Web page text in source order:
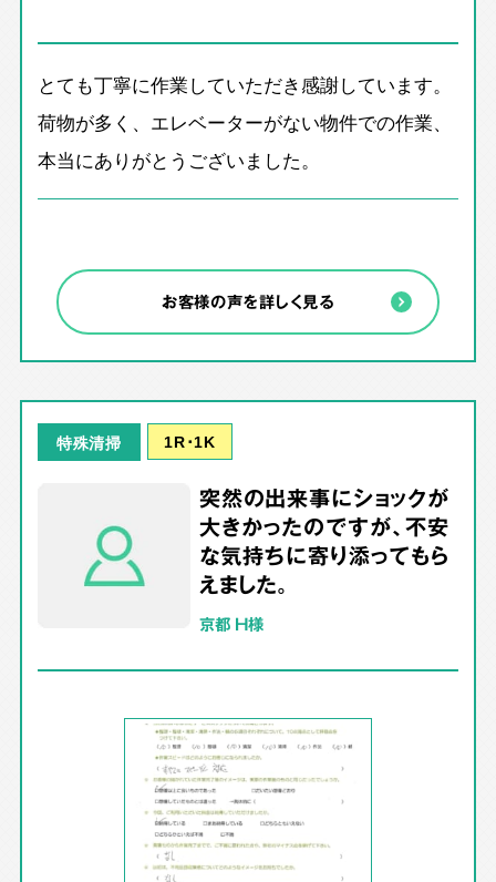
とても丁寧に作業していただき感謝しています。
荷物が多く、エレベーターがない物件での作業、
本当にありがとうございました。
お客様の声を詳しく見る
特殊清掃 1R･1K
突然の出来事にショックが
大きかったのですが、不安
な気持ちに寄り添ってもら
えました。
京都 H様